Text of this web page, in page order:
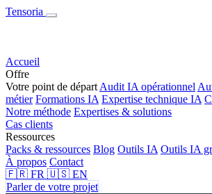
Tensoria
Accueil
Offre
Votre point de départ Audit IA opérationnel
métier Formations IA Expertise technique IA
Notre méthode Expertises & solutions
Cas clients
Ressources
Packs & ressources Blog Outils IA Outils IA
À propos Contact
🇫🇷 FR 🇺🇸 EN
Parler de votre projet